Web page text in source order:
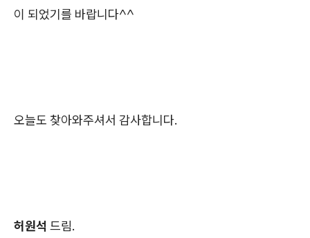
이 되었기를 바랍니다^^
오늘도 찾아와주셔서 감사합니다.
허원석 드림.